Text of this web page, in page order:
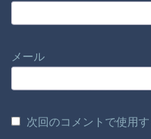
メール
次回のコメントで使用